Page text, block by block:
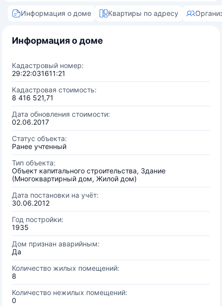
Информация о доме Квартиры по адресу
Информация о доме
Кадастровый номер:
29:22:031611:21
Кадастровая стоимость:
8 416 521,71
Дата обновления стоимости:
02.06.2017
Статус объекта:
Ранее учтенный
Тип объекта:
Объект капитального строительства, Здание
(Многоквартирный дом, Жилой дом)
Дата постановки на учёт:
30.06.2012
Год постройки:
1935
Дом признан аварийным:
Да
Количество жилых помещений:
8
Количество нежилых помещений:
0